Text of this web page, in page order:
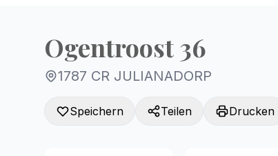
Ogentroost 36
1787 CR JULIANADORP
Speichern Teilen Drucken